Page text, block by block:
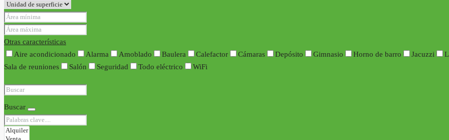
Contacto
Otras características
Aire acondicionado
Alarma Amoblado Baulera Calefactor Cámaras Depósito Gimnasio Horno de barro Jacuzzi
Sala de reuniones
Salón Seguridad Todo eléctrico WiFi
Buscar